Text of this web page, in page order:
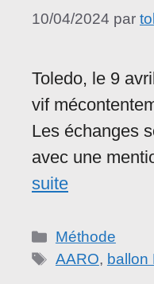
10/04/2024 par
Toledo, le 9
vif
Les échanges
avec une
suite
Catégories
Méthode
Étiquettes
AARO, ballon